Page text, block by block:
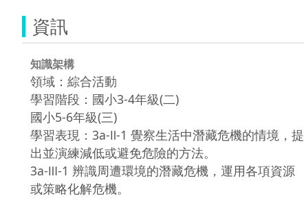
資訊
知識架構
領域：綜合活動
學習階段：國小3-4年級(二)
國小5-6年級(三)
學習表現：3a-Ⅱ-1 覺察生活中潛藏危機的情境，提
出並演練減低或避免危險的方法。
3a-Ⅲ-1 辨識周遭環境的潛藏危機，運用各項資源
或策略化解危機。